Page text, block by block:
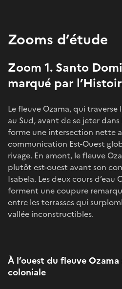
Zooms d’étude
Zoom 1. Santo
marqué par
Le fleuve Ozama, qui
au Sud, avant de se jeter
forme une intersection nette
communication Est-Ouest
rivage. En amont, le fleuve
plutôt est-ouest avant son
Isabela. Les deux cours d’eau
forment une coupure
entre les terrasses qui
vallée inconstructibles.
À l’ouest du fleuve
coloniale